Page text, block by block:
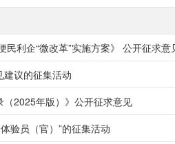
利企“微改革”实施方案》 公开征求意
建议的征集活动
2025年版）》公开征求意见
验员（官）”的征集活动